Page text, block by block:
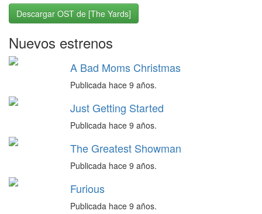
Descargar OST de [The Yards]
Nuevos estrenos
A Bad Moms Christmas
Publicada hace 9 años.
Just Getting Started
Publicada hace 9 años.
The Greatest Showman
Publicada hace 9 años.
Furious
Publicada hace 9 años.